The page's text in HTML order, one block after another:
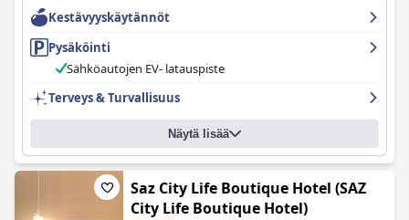
Kestävyyskäytännöt
Pysäköinti
Sähköautojen EV- latauspiste
Terveys & Turvallisuus
Näytä lisää
Saz City Life Boutique Hotel (SAZ
City Life Boutique Hotel)